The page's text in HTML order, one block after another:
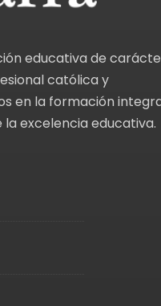
educativa de
católica y
en la formación
la excelencia educativa.